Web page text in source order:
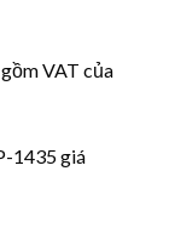
VAT của
1435 giá